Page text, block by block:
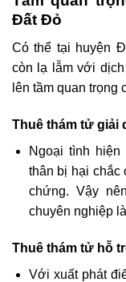
Đất Đỏ
Có thể tại huyện
còn lạ lẫm với
lên tầm quan trọng
Thuê thám tử giải
Ngoại tình
thân bị hại chắc
chứng. Vậy
chuyên nghiệp
Thuê thám tử hỗ
Với xuất phát